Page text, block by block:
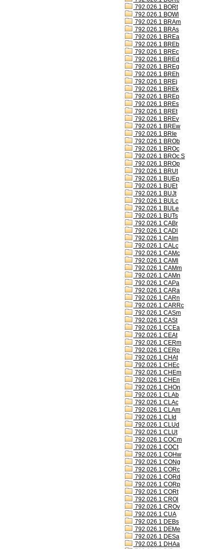
792.026.1 BORt
792.026.1 BOWl
792.026.1 BRAm
792.026.1 BRAs
792.026.1 BREa
792.026.1 BREb
792.026.1 BREc
792.026.1 BREd
792.026.1 BREg
792.026.1 BREh
792.026.1 BREj
792.026.1 BREk
792.026.1 BREp
792.026.1 BREs
792.026.1 BREt
792.026.1 BREv
792.026.1 BREw
792.026.1 BRIe
792.026.1 BROb
792.026.1 BROc
792.026.1 BROc S
792.026.1 BROp
792.026.1 BRUt
792.026.1 BUEp
792.026.1 BUEt
792.026.1 BUJt
792.026.1 BULc
792.026.1 BULe
792.026.1 BUTs
792.026.1 CABr
792.026.1 CADl
792.026.1 CAIm
792.026.1 CALc
792.026.1 CAMc
792.026.1 CAMl
792.026.1 CAMm
792.026.1 CAMn
792.026.1 CAPa
792.026.1 CARa
792.026.1 CARn
792.026.1 CARRc
792.026.1 CASm
792.026.1 CASt
792.026.1 CCEa
792.026.1 CEAt
792.026.1 CERm
792.026.1 CERp
792.026.1 CHAt
792.026.1 CHEc
792.026.1 CHEm
792.026.1 CHEn
792.026.1 CHOn
792.026.1 CLAb
792.026.1 CLAc
792.026.1 CLAm
792.026.1 CLId
792.026.1 CLUd
792.026.1 CLUt
792.026.1 COCm
792.026.1 COCt
792.026.1 COHw
792.026.1 CONg
792.026.1 CORc
792.026.1 CORd
792.026.1 CORp
792.026.1 CORt
792.026.1 CROl
792.026.1 CROv
792.026.1 CUA
792.026.1 DEBs
792.026.1 DEMe
792.026.1 DESa
792.026.1 DHAa